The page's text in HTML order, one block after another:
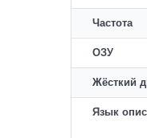
Частота
ОЗУ
Жёсткий
Язык